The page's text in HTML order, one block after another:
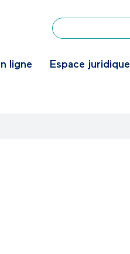
ligne Espace juridique